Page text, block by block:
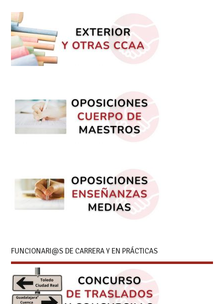
FUNCIONARI@S DE CARRERA Y EN PRÁCTICAS